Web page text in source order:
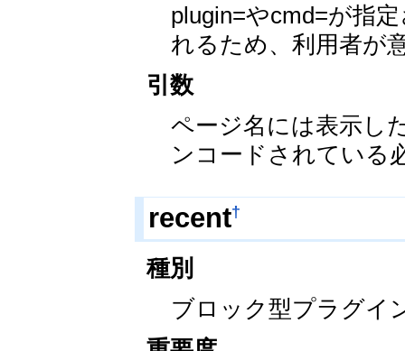
plugin=やcmd=が指
れるため、利用者が
引数
ページ名には表示し
ンコードされている
recent†
種別
ブロック型プラグイ